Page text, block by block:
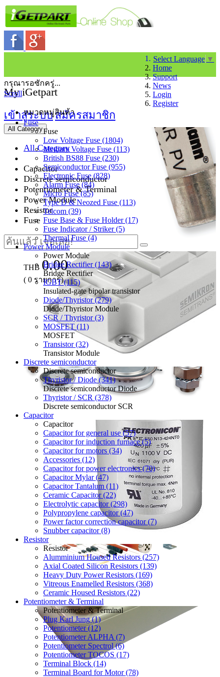
Select Language ▼
Home
Support
News
Login
Register
My iGetpart
เข้าสู่ระบบสมัครสมาชิก
All Category
All Category
Capacitor
Discrete semiconductor
Potentiometer & Terminal
Power Module
Resistor
Fuse
THB 0.00
( 0 รายการ)
กรุณารอซักครู่...
Scroll
หมวดหมู่สินค้า
Fuse
Fuse
Low Voltage Fuse (1804)
Medium Voltage Fuse (113)
British BS88 Fuse (230)
Semiconductor Fuse (955)
Electronic Fuse (828)
Alarm Fuse (84)
Micro Fuse (85)
Type D & Neozed Fuse (113)
Telcom (39)
Fuse Base & Fuse Holder (17)
Fuse Indicator / Striker (5)
Thermal Fuse (4)
Power Module
Power Module
Bridge Rectifier (143)
Bridge Rectifier
IGBT (115)
Insulated-gate bipolar transistor
Diode/Thyristor (279)
Diode/Thyristor Module
SCR / Thyristor (3)
MOSFET (11)
MOSFET
Transistor (32)
Transistor Module
Discrete semiconductor
Discrete semiconductor
Thyristor / Diode (341)
Discrete semiconductor Diode
Thyristor / SCR (378)
Discrete semiconductor SCR
Capacitor
Capacitor
Capacitor for general use (57)
Capacitor for induction furnace (5)
Capacitor for motors (34)
Accessories (12)
Capacitor for power electronics (70)
Capacitor Mylar (47)
Capacitor Tantalum (11)
Ceramic Capacitor (22)
Electrolytic capacitor (298)
Polypropylene capacitor (47)
Power factor correction capacitor (7)
Snubber capacitor (8)
Resistor
Resistor
Alumminium Housed Resistors (257)
Axial Coated Silicon Resistors (139)
Heavy Duty Power Resistors (169)
Vitreous Enamelled Resistors (368)
Ceramic Housed Resistors (22)
Potentiometer & Terminal
Potentiometer & Terminal
Plug Karl Jung (1)
Potentiometer (12)
Potentiometer ALPHA (7)
Potentiometer Spectrol (6)
Potentiometer TOCOS (17)
Terminal Block (14)
Terminal Board for Motor (78)